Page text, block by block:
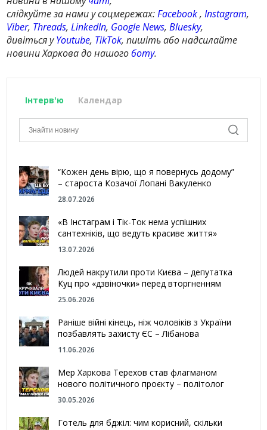
слідкуйте за нами у соцмережах:Facebook,Instagram,
Viber, Threads,LinkedIn, Google News,Bluesky,
дивіться уYoutube, TikTok, пишіть або надсилайте
новини Харкова до нашогоботу.
Інтерв'ю Календар
“Кожен день вірю, що я повернусь додому”
– староста Козачої Лопані Вакуленко
28.07.2026
«В Інстаграм і Тік-Ток нема успішних
сантехніків, що ведуть красиве життя»
13.07.2026
Людей накрутили проти Києва – депутатка
Куц про «дзвіночки» перед вторгненням
25.06.2026
Раніше війні кінець, ніж чоловіків з України
позбавлять захисту ЄС – Лібанова
11.06.2026
Мер Харкова Терехов став флагманом
нового політичного проєкту – політолог
30.05.2026
Готель для бджіл: чим корисний, скільки